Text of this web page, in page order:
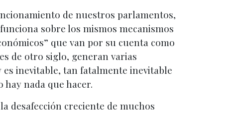
de nuestros parlamentos,
sobre los mismos mecanismos
que van por su cuenta como
de otro siglo, generan varias
es inevitable, tan fatalmente inevitable
nada que hacer.
desafección creciente de muchos